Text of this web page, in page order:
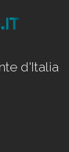
d'Italia